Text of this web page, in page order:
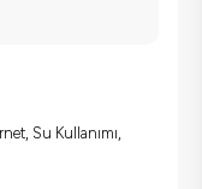
Su Kullanımı,